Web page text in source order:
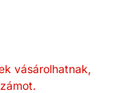
vásárolhatnak,